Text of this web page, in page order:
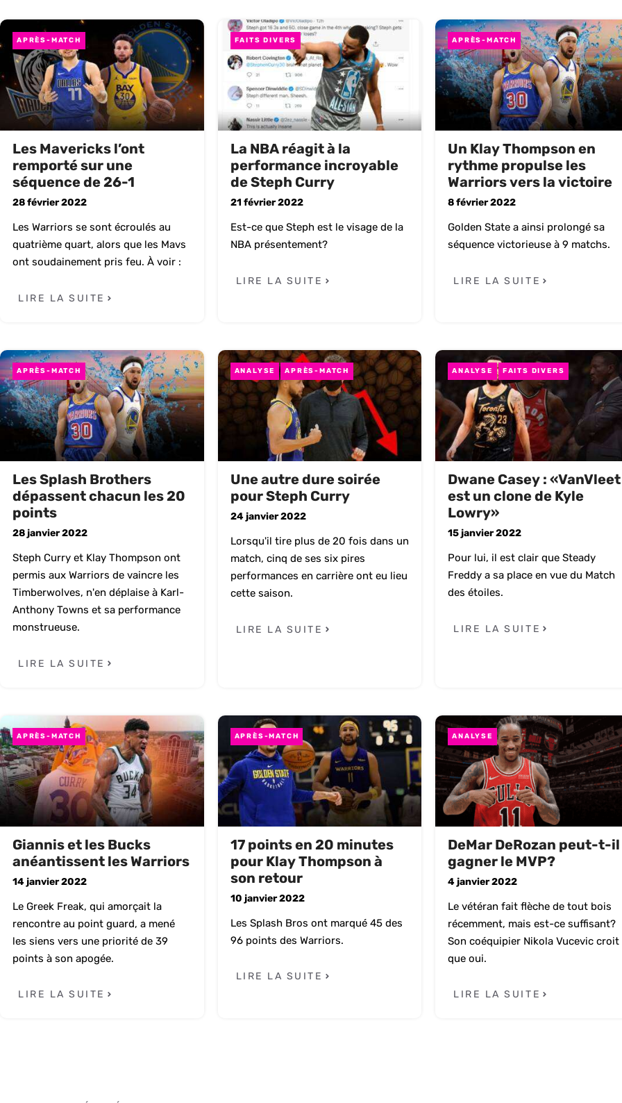
APRÈS-MATCH
Les Mavericks l’ont
remporté sur une
séquence de 26-1
28 février 2022
Les Warriors se sont écroulés au
quatrième quart, alors que les Mavs
ont soudainement pris feu. À voir :
LIRE LA SUITE
FAITS DIVERS
La NBA réagit à la
performance incroyable
de Steph Curry
21 février 2022
Est-ce que Steph est le visage de la
NBA présentement?
LIRE LA SUITE
APRÈS-MATCH
Un Klay Thompson en
rythme propulse les
Warriors vers la victoire
8 février 2022
Golden State a ainsi prolongé sa
séquence victorieuse à 9 matchs.
LIRE LA SUITE
APRÈS-MATCH
Les Splash Brothers
dépassent chacun les 20
points
28 janvier 2022
Steph Curry et Klay Thompson ont
permis aux Warriors de vaincre les
Timberwolves, n'en déplaise à Karl-
Anthony Towns et sa performance
monstrueuse.
LIRE LA SUITE
ANALYSE APRÈS-MATCH
Une autre dure soirée
pour Steph Curry
24 janvier 2022
Lorsqu'il tire plus de 20 fois dans un
match, cinq de ses six pires
performances en carrière ont eu lieu
cette saison.
LIRE LA SUITE
ANALYSE FAITS DIVERS
Dwane Casey : «VanVleet
est un clone de Kyle
Lowry»
15 janvier 2022
Pour lui, il est clair que Steady
Freddy a sa place en vue du Match
des étoiles.
LIRE LA SUITE
APRÈS-MATCH
Giannis et les Bucks
anéantissent les Warriors
14 janvier 2022
Le Greek Freak, qui amorçait la
rencontre au point guard, a mené
les siens vers une priorité de 39
points à son apogée.
LIRE LA SUITE
APRÈS-MATCH
17 points en 20 minutes
pour Klay Thompson à
son retour
10 janvier 2022
Les Splash Bros ont marqué 45 des
96 points des Warriors.
LIRE LA SUITE
ANALYSE
DeMar DeRozan peut-t-il
gagner le MVP?
4 janvier 2022
Le vétéran fait flèche de tout bois
récemment, mais est-ce suffisant?
Son coéquipier Nikola Vucevic croit
que oui.
LIRE LA SUITE